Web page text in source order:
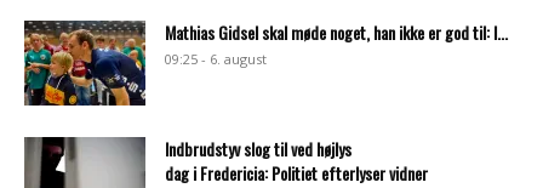
Mathias Gidsel skal møde noget, han ikke er god til: I...
09:25 - 6. august
Indbrudstyv slog til ved højlys
dag i Fredericia: Politiet efterlyser vidner